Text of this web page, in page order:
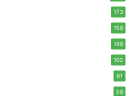
173
159
149
102
61
59